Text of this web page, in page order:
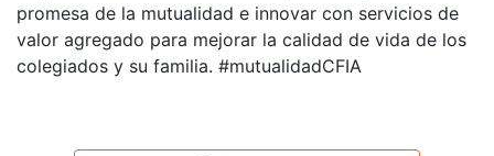
promesa de la mutualidad e innovar con servicios de
valor agregado para mejorar la calidad de vida de los
colegiados y su familia. #mutualidadCFIA